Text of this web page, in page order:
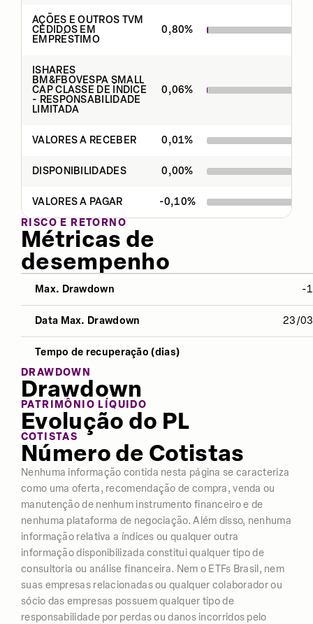
AÇÕES E OUTROS TVM
CEDIDOS EM
EMPRÉSTIMO
0,80%
ISHARES
BM&FBOVESPA SMALL
CAP CLASSE DE ÍNDICE
- RESPONSABILIDADE
LIMITADA
0,06%
VALORES A RECEBER 0,01%
DISPONIBILIDADES 0,00%
VALORES A PAGAR -0,10%
RISCO E RETORNO
Métricas de
desempenho
ÚLTIMOS
Desvio Padrão 4,07%
Índice Sharpe -0,38
Retorno 7,51%
Max. Drawdown -
Data Max. Drawdown 23/
Tempo de recuperação (dias)
DRAWDOWN
Drawdown
PATRIMÔNIO LÍQUIDO
Evolução do PL
COTISTAS
Número de Cotistas
Nenhuma informação contida nesta página se caracteriza
como uma oferta, recomendação de compra, venda ou
manutenção de nenhum instrumento financeiro e de
nenhuma plataforma de negociação. Além disso, nenhuma
informação relativa a índices ou qualquer outra
informação disponibilizada constitui qualquer tipo de
consultoria ou análise financeira. Nem o ETFs Brasil, nem
suas empresas relacionadas ou qualquer colaborador ou
sócio das empresas possuem qualquer tipo de
responsabilidade por perdas ou danos incorridos pelo